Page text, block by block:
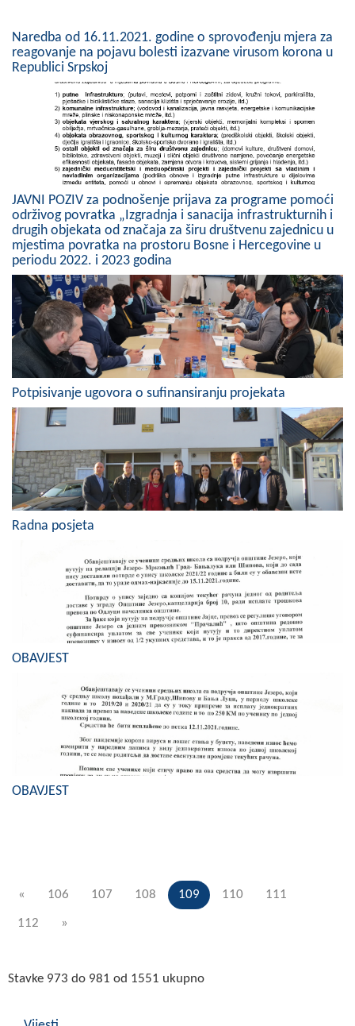
Aktivnosti
Javni pozivi
Obavještenja
Zaštita od požara
COVID 19
Geoistraživanja
FINANSIJE
PRIVREDA
Poljoprivreda
Turizam
Sport
CIVILNA ZAŠTITA
KONTAKT
Naredba od 16.11.2021. godine o sprovođenju mjera za
reagovanje na pojavu bolesti izazvane virusom korona u
Republici Srpskoj
JAVNI POZIV za podnošenje prijava za programe pomoći
održivog povratka „Izgradnja i sanacija infrastrukturnih i
drugih objekata od značaja za širu društvenu zajednicu u
mjestima povratka na prostoru Bosne i Hercegovine u
periodu 2022. i 2023 godina
Potpisivanje ugovora o sufinansiranju projekata
Radna posjeta
OBAVJEST
OBAVJEST
« 106 107 108 109 110 111
112 »
Stavke 973 do 981 od 1551 ukupno